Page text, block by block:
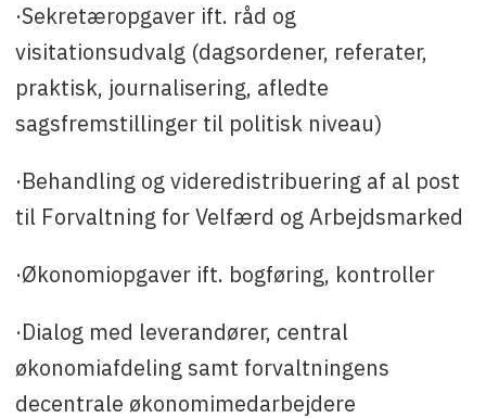
·Sekretæropgaver ift. råd og
visitationsudvalg (dagsordener, referater,
praktisk, journalisering, afledte
sagsfremstillinger til politisk niveau)
·Behandling og videredistribuering af al post
til Forvaltning for Velfærd og Arbejdsmarked
·Økonomiopgaver ift. bogføring, kontroller
·Dialog med leverandører, central
økonomiafdeling samt forvaltningens
decentrale økonomimedarbejdere